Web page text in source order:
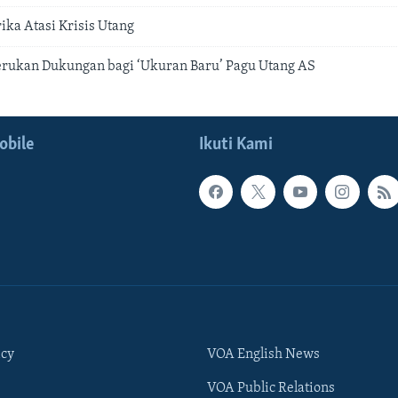
Atasi Krisis Utang
Dukungan bagi ‘Ukuran Baru’ Pagu Utang AS
Ikuti Kami
VOA English News
VOA Public Relations